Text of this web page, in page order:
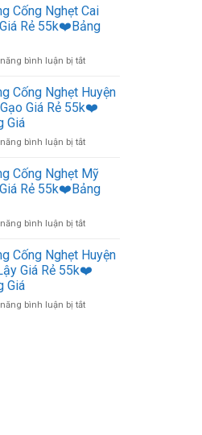
Giá
Rẻ
55k
Bảng
Cống
Nghẹt
Huyện
Công
Giá
Rẻ
55k
Bảng
Cống Nghẹt Cai
Rẻ 55k❤️Bảng
bình luận bị tắtở
Cống
Nghẹt
Cai
Giá
55k
❤️
Bảng
Cống Nghẹt Huyện
Giá Rẻ 55k❤️
Giá
bình luận bị tắtở
Cống
Nghẹt
Huyện
Gạo
Rẻ
55k
❤️
Giá
Cống Nghẹt Mỹ
Rẻ 55k❤️Bảng
bình luận bị tắtở
Cống
Nghẹt
Mỹ
Giá
Cống Nghẹt Huyện
Giá Rẻ 55k❤️
Giá
bình luận bị tắtở